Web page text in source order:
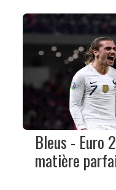
Bleus - Euro
matière